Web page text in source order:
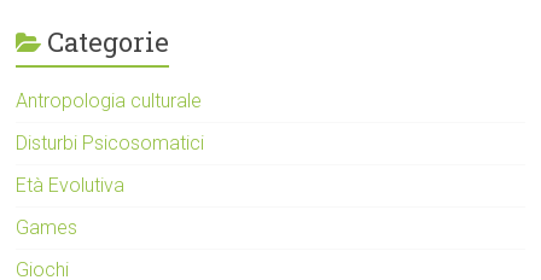
Categorie
Antropologia culturale
Disturbi Psicosomatici
Età Evolutiva
Games
Giochi